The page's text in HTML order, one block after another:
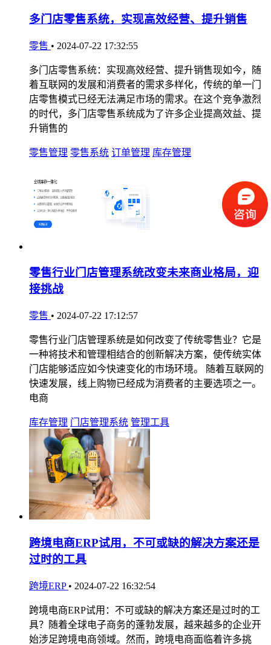
多门店零售系统，实现高效经营、提升销售
零售 • 2024-07-22 17:32:55
多门店零售系统：实现高效经营、提升销售现如今，随
着互联网的发展和消费者的需求多样化，传统的单一门
店零售模式已经无法满足市场的需求。在这个竞争激烈
的时代，多门店零售系统成为了许多企业提高效益、提
升销售的
零售管理 零售系统 订单管理 库存管理
零售行业门店管理系统改变未来商业格局，迎
接挑战
零售 • 2024-07-22 17:12:57
零售行业门店管理系统是如何改变了传统零售业？它是
一种将技术和管理相结合的创新解决方案，使传统实体
门店能够适应如今快速变化的市场环境。 随着互联网的
快速发展，线上购物已经成为消费者的主要选项之一。
电商
库存管理 门店管理系统 管理工具
跨境电商ERP试用，不可或缺的解决方案还是
过时的工具
跨境ERP • 2024-07-22 16:32:54
跨境电商ERP试用：不可或缺的解决方案还是过时的工
具？随着全球电子商务的蓬勃发展，越来越多的企业开
始涉足跨境电商领域。然而，跨境电商面临着许多挑